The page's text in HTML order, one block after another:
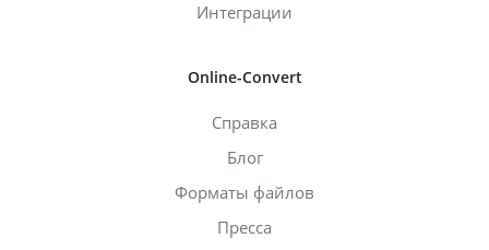
Интеграции
Online-Convert
Справка
Блог
Форматы файлов
Пресса